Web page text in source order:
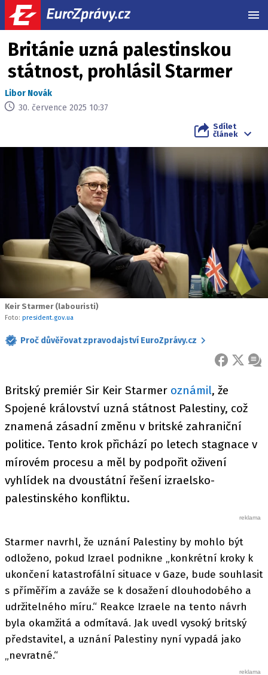
Británie uzná palestinskou
státnost, prohlásil Starmer
Libor Novák
30. července 2025 10:37
Sdílet
článek
Keir Starmer (labouristi)
Foto: president.gov.ua
Proč důvěřovat zpravodajství EuroZprávy.cz
FACEBOOK
X
Britský premiér Sir Keir Starmer oznámil, že
Spojené království uzná státnost Palestiny, což
znamená zásadní změnu v britské zahraniční
politice. Tento krok přichází po letech stagnace v
mírovém procesu a měl by podpořit oživení
vyhlídek na dvoustátní řešení izraelsko-
palestinského konfliktu.
Starmer navrhl, že uznání Palestiny by mohlo být
odloženo, pokud Izrael podnikne „konkrétní kroky k
ukončení katastrofální situace v Gaze, bude souhlasit
s příměřím a zaváže se k dosažení dlouhodobého a
udržitelného míru.“ Reakce Izraele na tento návrh
byla okamžitá a odmítavá. Jak uvedl vysoký britský
představitel, a uznání Palestiny nyní vypadá jako
„nevratné.“